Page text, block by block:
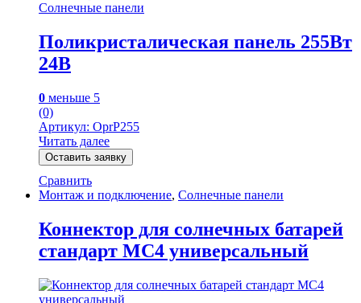
Солнечные панели
Поликристалическая панель 255Вт
24В
0 меньше 5
(0)
Артикул: OprP255
Читать далее
Оставить заявку
Сравнить
Монтаж и подключение, Солнечные панели
Коннектор для солнечных батарей
стандарт MC4 универсальный